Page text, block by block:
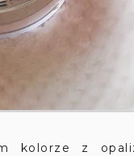
kolorze z